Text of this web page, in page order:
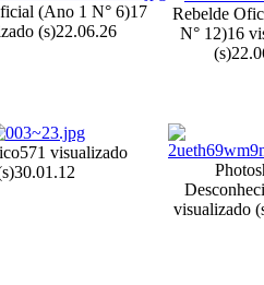
(Ano 1 N° 6)17
(s)22.06.26
Rebelde
N° 12)16
(s)
571 visualizado
30.01.12
visualizado